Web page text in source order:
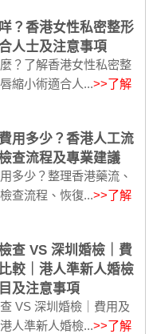
？香港女性私密整形
人士及注意事項
？了解香港女性私密整
縮小術適合人...>>了解
用多少？香港人工流
查流程及專業建議
多少？整理香港藥流、
查流程、恢復...>>了解
查 VS 深圳婚檢｜費
較｜港人準新人婚檢
及注意事項
VS 深圳婚檢｜費用及
人準新人婚檢...>>了解